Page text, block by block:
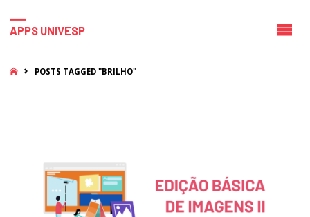
APPS UNIVESP
HOMEPOSTS TAGGED "BRILHO"